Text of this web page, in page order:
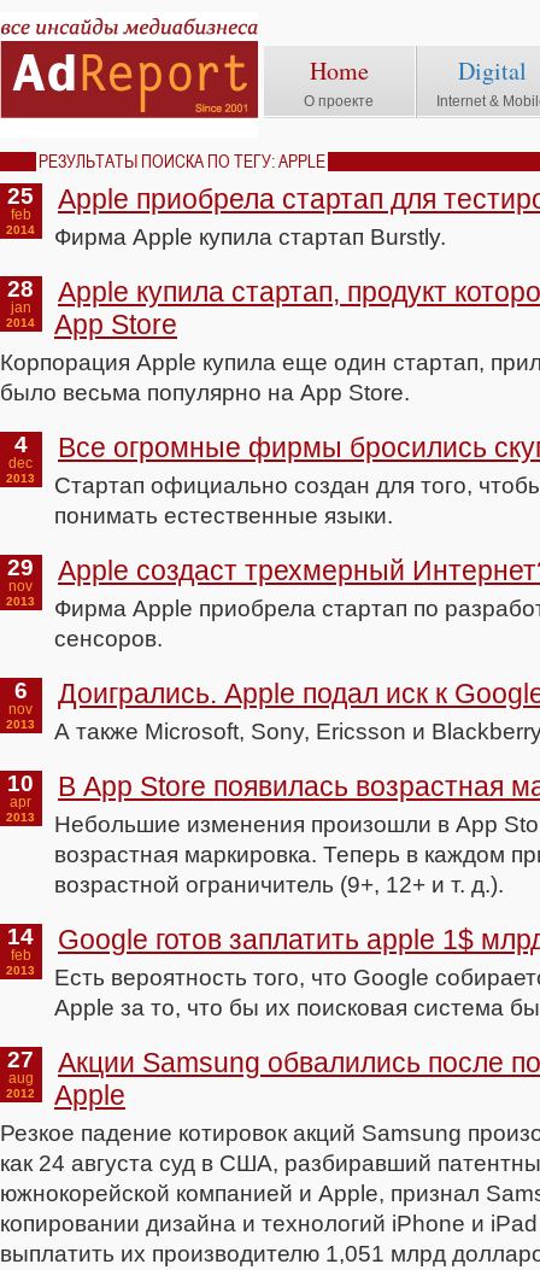
Home
О проекте
Digital
Internet &
РЕЗУЛЬТАТЫ ПОИСКА ПО ТЕГУ: APPLE
25
feb
2014
Apple приобрела стартап для
Фирма Apple купила стартап Burstly.
28
jan
2014
Apple купила стартап, продукт
App Store
Корпорация Apple купила еще один стартап,
было весьма популярно на App Store.
4
dec
2013
Все огромные фирмы бросились
Стартап официально создан для того,
понимать естественные языки.
29
nov
2013
Аpple создаст трехмерный
Фирма Apple приобрела стартап по
сенсоров.
6
nov
2013
Доигрались. Apple подал иск к
А также Microsoft, Sony, Ericsson и
10
apr
2013
В App Store появилась возрастная
Небольшие изменения произошли в App
возрастная маркировка. Теперь в каждом
возрастной ограничитель (9+, 12+ и т. д.).
14
feb
2013
Google готов заплатить apple 1$
Есть вероятность того, что Google
Apple за то, что бы их поисковая система
27
aug
2012
Акции Samsung обвалились после
Apple
Резкое падение котировок акций Samsung
как 24 августа суд в США, разбиравший
южнокорейской компанией и Apple, признал
копировании дизайна и технологий iPhone и
выплатить их производителю 1,051 млрд